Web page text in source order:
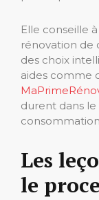
Elle conseille
rénovation de
des choix
aides comme
durent dans
Les
le